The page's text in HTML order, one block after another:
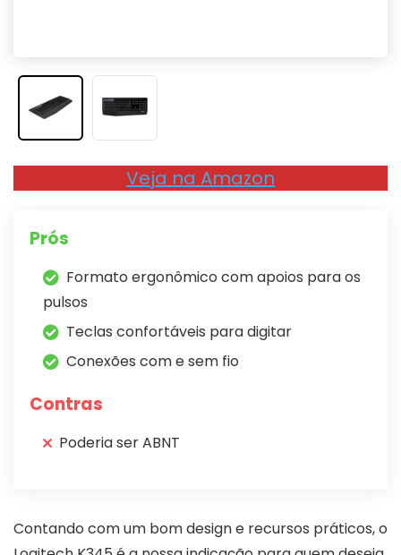
Veja na Amazon
Prós
Formato ergonômico com apoios para os
pulsos
Teclas confortáveis para digitar
Conexões com e sem fio
Contras
Poderia ser ABNT
Contando com um bom design e recursos práticos, o